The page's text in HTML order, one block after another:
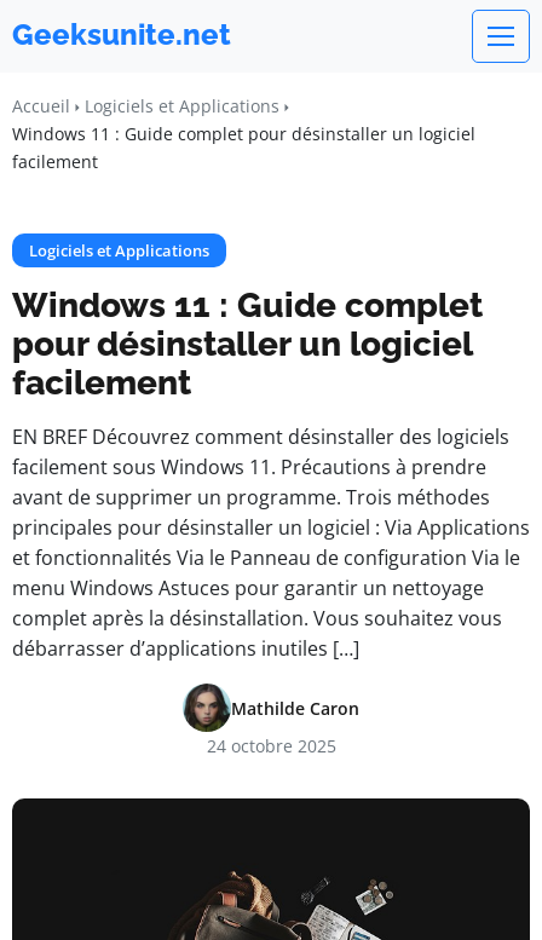
Geeksunite.net
Accueil
Logiciels et Applications
Windows 11 : Guide complet pour désinstaller un logiciel
facilement
Logiciels et Applications
Windows 11 : Guide complet
pour désinstaller un logiciel
facilement
EN BREF Découvrez comment désinstaller des logiciels
facilement sous Windows 11. Précautions à prendre
avant de supprimer un programme. Trois méthodes
principales pour désinstaller un logiciel : Via Applications
et fonctionnalités Via le Panneau de configuration Via le
menu Windows Astuces pour garantir un nettoyage
complet après la désinstallation. Vous souhaitez vous
débarrasser d’applications inutiles […]
Mathilde Caron
24 octobre 2025